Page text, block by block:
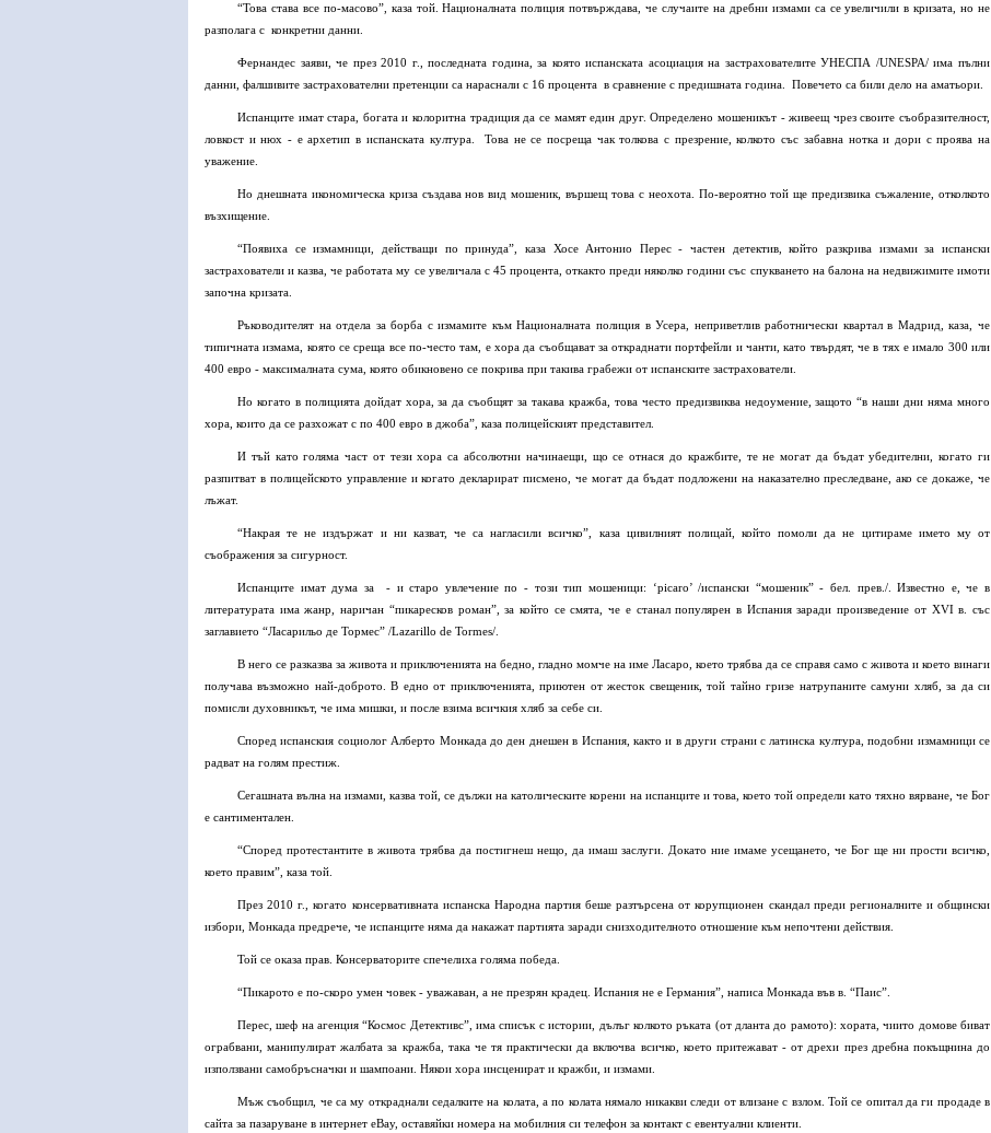
“Това става все по-масово”, каза той. Националната полиция потвърждава, че случаите на дребни измами са се увеличили в кризата, но не
разполага с конкретни данни.
Фернандес заяви, че през 2010 г., последната година, за която испанската асоциация на застрахователите УНЕСПА /UNESPA/ има пълни
данни, фалшивите застрахователни претенции са нараснали с 16 процента в сравнение с предишната година. Повечето са били дело на аматьори.
Испанците имат стара, богата и колоритна традиция да се мамят един друг. Определено мошеникът - живеещ чрез своите съобразителност,
ловкост и нюх - е архетип в испанската култура.
Това не се посреща чак толкова с презрение, колкото със забавна нотка и дори с проява на
уважение.
Но днешната икономическа криза създава нов вид мошеник, вършещ това с неохота. По-вероятно той ще предизвика съжаление, отколкото
възхищение.
“Появиха се измамници, действащи по принуда”, каза Хосе Антонио Перес - частен детектив, който разкрива измами за испански
застрахователи и казва, че работата му се увеличала с 45 процента, откакто преди няколко години със спукването на балона на недвижимите имоти
започна кризата.
Ръководителят на отдела за борба с измамите към Националната полиция в Усера, неприветлив работнически квартал в Мадрид, каза, че
типичната измама, която се среща все по-често там, е хора да съобщават за откраднати портфейли и чанти, като твърдят, че в тях е имало 300 или
400 евро - максималната сума, която обикновено се покрива при такива грабежи от испанските застрахователи.
Но когато в полицията дойдат хора, за да съобщят за такава кражба, това често предизвиква недоумение, защото “в наши дни няма много
хора, които да се разхожат с по 400 евро в джоба”, каза полицейският представител.
И тъй като голяма част от тези хора са абсолютни начинаещи, що се отнася до кражбите, те не могат да бъдат убедителни, когато ги
разпитват в полицейското управление и когато декларират писмено, че могат да бъдат подложени на наказателно преследване, ако се докаже, че
лъжат.
“Накрая те не издържат и ни казват, че са нагласили всичко”, каза цивилният полицай, който помоли да не цитираме името му от
съображения за сигурност.
Испанците имат дума за
- и старо увлечение по - този тип мошеници: ‘picaro’ /испански “мошеник” - бел. прев./. Известно е, че в
литературата има жанр, наричан “пикаресков роман”, за който се смята, че е станал популярен в Испания заради произведение от XVI в. със
заглавието “Ласарильо де Тормес” /Lazarillo de Tormes/.
В него се разказва за живота и приключенията на бедно, гладно момче на име Ласаро, което трябва да се справя само с живота и което винаги
получава възможно най-доброто. В едно от приключенията, приютен от жесток свещеник, той тайно гризе натрупаните самуни хляб, за да си
помисли духовникът, че има мишки, и после взима всичкия хляб за себе си.
Според испанския социолог Алберто Монкада до ден днешен в Испания, както и в други страни с латинска култура, подобни измамници се
радват на голям престиж.
Сегашната вълна на измами, казва той, се дължи на католическите корени на испанците и това, което той определи като тяхно вярване, че Бог
е сантиментален.
“Според протестантите в живота трябва да постигнеш нещо, да имаш заслуги. Докато ние имаме усещането, че Бог ще ни прости всичко,
което правим”, каза той.
През 2010 г., когато консервативната испанска Народна партия беше разтърсена от корупционен скандал преди регионалните и общински
избори, Монкада предрече, че испанците няма да накажат партията заради снизходителното отношение към непочтени действия.
Той се оказа прав. Консерваторите спечелиха голяма победа.
“Пикарото е по-скоро умен човек - уважаван, а не презрян крадец. Испания не е Германия”, написа Монкада във в. “Паис”.
Перес, шеф на агенция “Космос Детективс”, има списък с истории, дълъг колкото ръката (от дланта до рамото): хората, чиито домове биват
ограбвани, манипулират жалбата за кражба, така че тя практически да включва всичко, което притежават - от дрехи през дребна покъщнина до
използвани самобръсначки и шампоани. Някои хора инсценират и кражби, и измами.
Мъж съобщил, че са му откраднали седалките на колата, а по колата нямало никакви следи от влизане с взлом. Той се опитал да ги продаде в
сайта за пазаруване в интернет eBay, оставяйки номера на мобилния си телефон за контакт с евентуални клиенти.